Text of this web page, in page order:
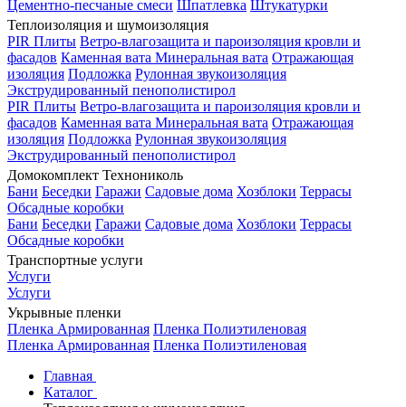
Цементно-песчаные смеси Шпатлевка Штукатурки
Теплоизоляция и шумоизоляция
PIR Плиты Ветро-влагозащита и пароизоляция кровли и
фасадов Каменная вата Минеральная вата Отражающая
изоляция Подложка Рулонная звукоизоляция
Экструдированный пенополистирол
PIR Плиты Ветро-влагозащита и пароизоляция кровли и
фасадов Каменная вата Минеральная вата Отражающая
изоляция Подложка Рулонная звукоизоляция
Экструдированный пенополистирол
Домокомплект Технониколь
Бани Беседки Гаражи Садовые дома Хозблоки Террасы
Обсадные коробки
Бани Беседки Гаражи Садовые дома Хозблоки Террасы
Обсадные коробки
Транспортные услуги
Услуги
Услуги
Укрывные пленки
Пленка Армированная Пленка Полиэтиленовая
Пленка Армированная Пленка Полиэтиленовая
Главная
Каталог